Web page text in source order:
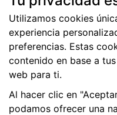
Más de 2 millones de
Utilizamos cookies
experiencia
preferencias. Estas
contenido en base a
web para ti.
Al hacer clic en
podamos ofrecer una